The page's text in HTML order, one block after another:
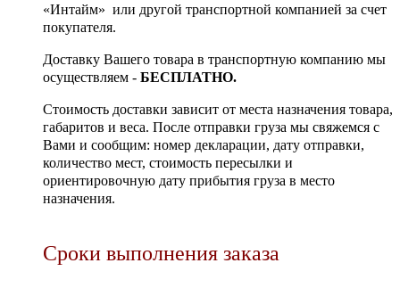
«Интайм» или другой транспортной компанией за счет
покупателя.
Доставку Вашего товара в транспортную компанию мы
осуществляем - БЕСПЛАТНО.
Стоимость доставки зависит от места назначения товара,
габаритов и веса. После отправки груза мы свяжемся с
Вами и сообщим: номер декларации, дату отправки,
количество мест, стоимость пересылки и
ориентировочную дату прибытия груза в место
назначения.
Сроки выполнения заказа